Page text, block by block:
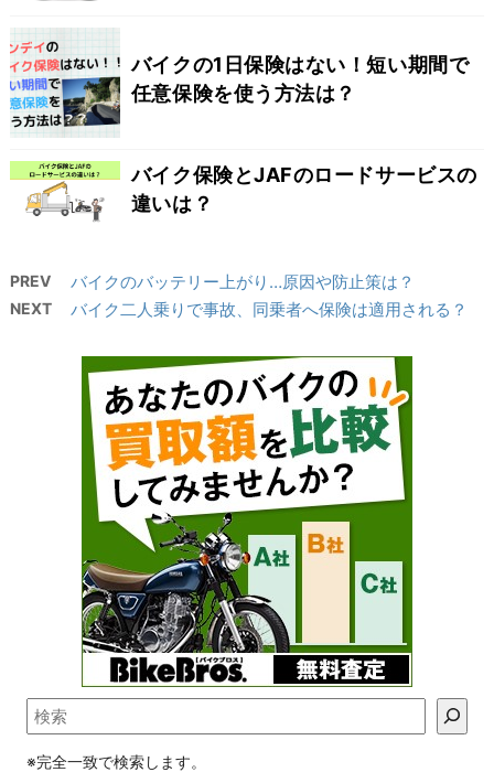
バイクの1日保険はない！短い期間で
任意保険を使う方法は？
バイク保険とJAFのロードサービスの
違いは？
PREV バイクのバッテリー上がり…原因や防止策は？
NEXT バイク二人乗りで事故、同乗者へ保険は適用される？
※完全一致で検索します。